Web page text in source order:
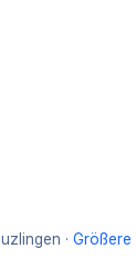
· Größere